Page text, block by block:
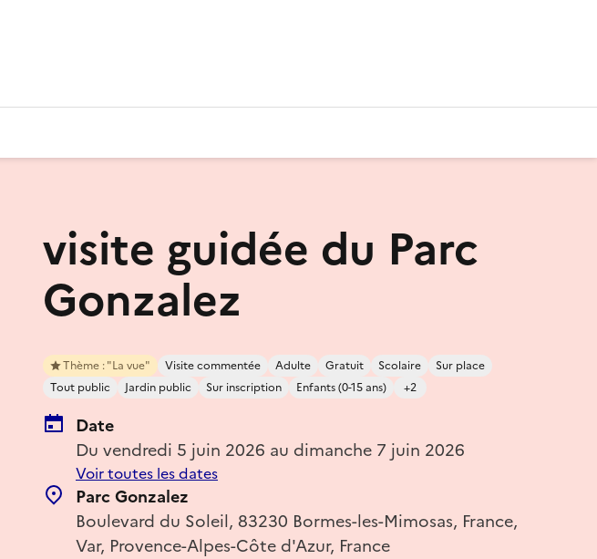
visite guidée du Parc
Gonzalez
Thème : "La vue" Visite commentée Adulte Gratuit Scolaire
Sur place
Tout public
Jardin public Sur inscription Enfants (0-15 ans) +2
Date
Du vendredi 5 juin 2026 au dimanche 7 juin 2026
Voir toutes les dates
Parc Gonzalez
Boulevard du Soleil, 83230 Bormes-les-Mimosas, France,
Var, Provence-Alpes-Côte d'Azur, France